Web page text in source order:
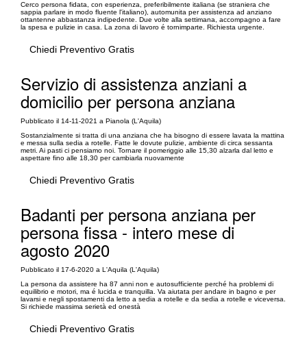
Cerco persona fidata, con esperienza, preferibilmente italiana (se straniera che
sappia parlare in modo fluente l'italiano), automunita per assistenza ad anziano
ottantenne abbastanza indipedente. Due volte alla settimana, accompagno a fare
la spesa e pulizie in casa. La zona di lavoro é tornimparte. Richiesta urgente.
Chiedi Preventivo Gratis
Servizio di assistenza anziani a
domicilio per persona anziana
Pubblicato il 14-11-2021 a Pianola (L'Aquila)
Sostanzialmente si tratta di una anziana che ha bisogno di essere lavata la mattina
e messa sulla sedia a rotelle. Fatte le dovute pulizie, ambiente di circa sessanta
metri. Ai pasti ci pensiamo noi. Tornare il pomeriggio alle 15,30 alzarla dal letto e
aspettare fino alle 18,30 per cambiarla nuovamente
Chiedi Preventivo Gratis
Badanti per persona anziana per
persona fissa - intero mese di
agosto 2020
Pubblicato il 17-6-2020 a L'Aquila (L'Aquila)
La persona da assistere ha 87 anni non e autosufficiente perché ha problemi di
equilibrio e motori, ma é lucida e tranquilla. Va aiutata per andare in bagno e per
lavarsi e negli spostamenti da letto a sedia a rotelle e da sedia a rotelle e viceversa.
Si richiede massima serietà ed onestà
Chiedi Preventivo Gratis